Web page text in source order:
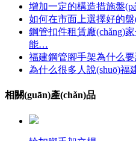
增加一定的構造措施盤
如何在市面上選擇好的
鋼管扣件租賃廠(chǎng)
能…
福建鋼管腳手架為什么
為什么很多人說(shuō)福
相關(guān)產(chǎn)品